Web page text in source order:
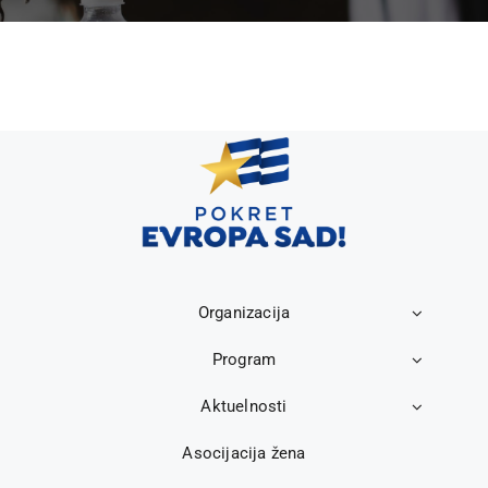
Organizacija
Program
Aktuelnosti
Asocijacija žena